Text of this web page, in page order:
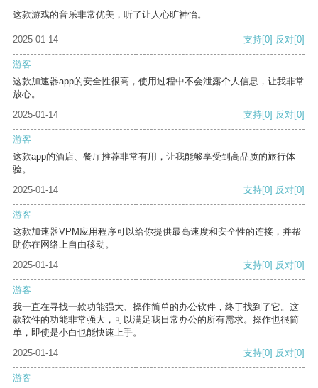
这款游戏的音乐非常优美，听了让人心旷神怡。
2025-01-14 支持[0] 反对[0]
游客
这款加速器app的安全性很高，使用过程中不会泄露个人信息，让我非常
放心。
2025-01-14
支持[0] 反对[0]
游客
这款app的酒店、餐厅推荐非常有用，让我能够享受到高品质的旅行体
验。
2025-01-14
支持[0] 反对[0]
游客
这款加速器VPM应用程序可以给你提供最高速度和安全性的连接，并帮
助你在网络上自由移动。
2025-01-14
支持[0] 反对[0]
游客
我一直在寻找一款功能强大、操作简单的办公软件，终于找到了它。这
款软件的功能非常强大，可以满足我日常办公的所有需求。操作也很简
单，即使是小白也能快速上手。
2025-01-14
支持[0] 反对[0]
游客